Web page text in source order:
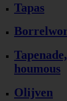
Tapas
houmous
Olijven